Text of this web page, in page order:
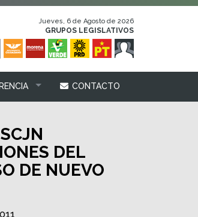
Jueves, 6 de Agosto de 2026
GRUPOS LEGISLATIVOS
CONTACTO
DEL
DE NUEVO